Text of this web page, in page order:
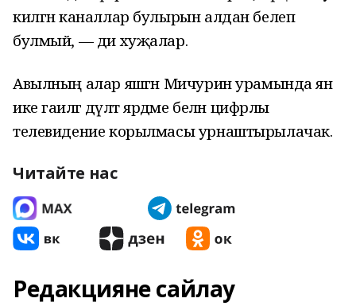
килгән каналлар булырын алдан белеп
булмый, — ди хуҗалар.
Авылның алар яшәгән Мичурин урамында янә
ике гаиләгә дәүләт ярдәме белән цифрлы
телевидение корылмасы урнаштырылачак.
Читайте нас
Редакцияне сайлау